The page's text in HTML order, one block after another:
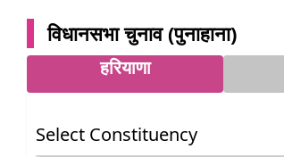
विधानसभा चुनाव (पुनाहाना)
हरियाणा
Select Constituency